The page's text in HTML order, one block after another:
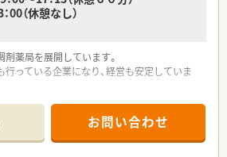
00（休憩なし）
薬局を展開しています。
っている企業になり、経営も安定していま
お問い合わせ